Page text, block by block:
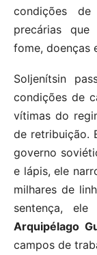
condições
precárias
fome, doenças
Soljenítsin
condições de
vítimas do
de retribuição.
governo
e lápis, ele
milhares de
sentença,
Arquipélago
campos de